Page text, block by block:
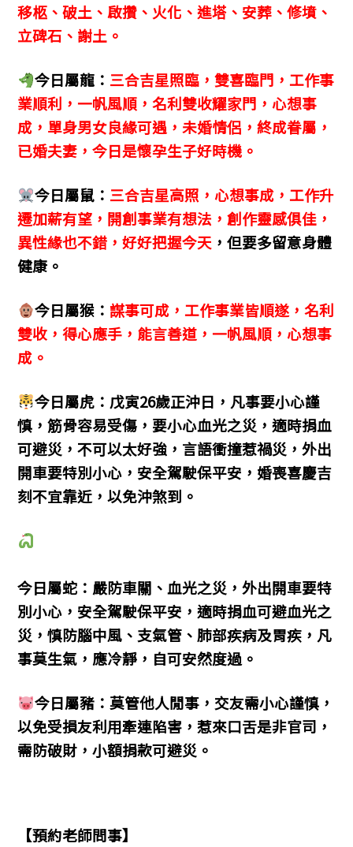
移柩、破土、啟攢、火化、進塔、安葬、修墳、
立碑石、謝土。
今日屬龍： 三合吉星照臨，雙喜臨門，工作事
業順利，一帆風順，名利雙收耀家門，心想事
成，單身男女良緣可遇，未婚情侶，終成眷屬，
已婚夫妻，今日是懷孕生子好時機。
今日屬鼠： 三合吉星高照，心想事成，工作升
遷加薪有望，開創事業有想法，創作靈感俱佳，
異性緣也不錯，好好把握今天 ，但要多留意身體
健康。
今日屬猴： 謀事可成，工作事業皆順遂，名利
雙收，得心應手，能言善道，一帆風順，心想事
成。
今日屬虎：戊寅26歲正沖日，凡事要小心謹
慎，筋骨容易受傷，要小心血光之災，適時捐血
可避災，不可以太好強，言語衝撞惹禍災，外出
開車要特別小心，安全駕駛保平安，婚喪喜慶吉
刻不宜靠近，以免沖煞到。
今日屬蛇：嚴防車關、血光之災，外出開車要特
別小心，安全駕駛保平安，適時捐血可避血光之
災，慎防腦中風、支氣管、肺部疾病及胃疾，凡
事莫生氣，應冷靜，自可安然度過。
今日屬豬：莫管他人閒事，交友需小心謹慎，
以免受損友利用牽連陷害，惹來口舌是非官司，
需防破財，小額捐款可避災。
【預約老師問事】